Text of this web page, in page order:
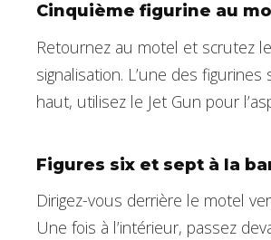
Cinquième figurine au
Retournez au motel et scrutez
signalisation. L’une des
haut, utilisez le Jet Gun pour
Figures six et sept à la
Dirigez-vous derrière le motel
Une fois à l’intérieur, passez